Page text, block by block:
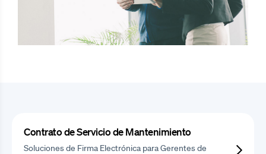
Contrato de Servicio de Mantenimiento
Soluciones de Firma Electrónica para Gerentes de